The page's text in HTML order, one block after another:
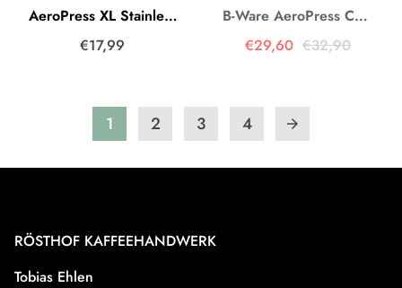
AeroPress XL Stainless Steel Filter Edeltstahl
€17,99
B-Ware AeroPress Coffee Maker inkl. Papierfilter
€29,60 €32,90
1 2 3 4 arrow_forward
RÖSTHOF KAFFEEHANDWERK
Tobias Ehlen